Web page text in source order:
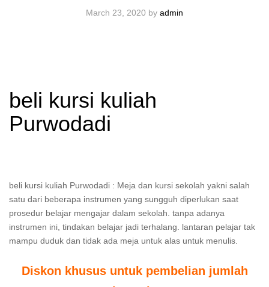
March 23, 2020 by admin
beli kursi kuliah
Purwodadi
beli kursi kuliah Purwodadi : Meja dan kursi sekolah yakni salah
satu dari beberapa instrumen yang sungguh diperlukan saat
prosedur belajar mengajar dalam sekolah. tanpa adanya
instrumen ini, tindakan belajar jadi terhalang. lantaran pelajar tak
mampu duduk dan tidak ada meja untuk alas untuk menulis.
Diskon khusus untuk pembelian jumlah